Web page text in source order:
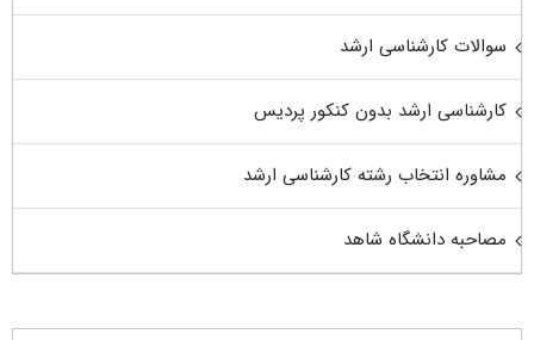
سوالات کارشناسی ارشد
کارشناسی ارشد بدون کنکور پردیس
مشاوره انتخاب رشته کارشناسی ارشد
مصاحبه دانشگاه شاهد